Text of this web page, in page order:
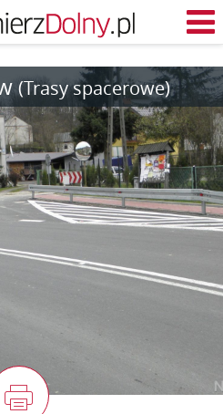
(Trasy spacerowe)